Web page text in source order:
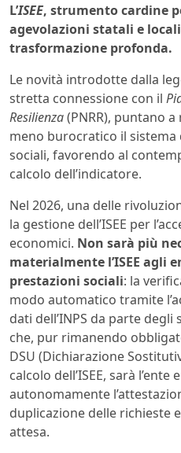
L’ISEE, strumento cardine
agevolazioni statali e
trasformazione profonda.
Le novità introdotte dalla
stretta connessione con il
Resilienza(PNRR), puntano
meno burocratico il sistema
sociali, favorendo al
calcolo dell’indicatore.
Nel 2026, una delle
la gestione dell’ISEE per
economici. Non sarà più
materialmente l’ISEE agli
prestazioni sociali: la
modo automatico tramite
dati dell’INPS da parte
che, pur rimanendo
DSU (Dichiarazione
calcolo dell’ISEE, sarà
autonomamente
duplicazione delle richieste
attesa.